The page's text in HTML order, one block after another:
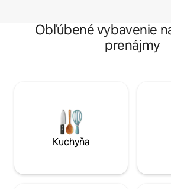
Obľúbené vybavenie
prenájmy
Kuchyňa